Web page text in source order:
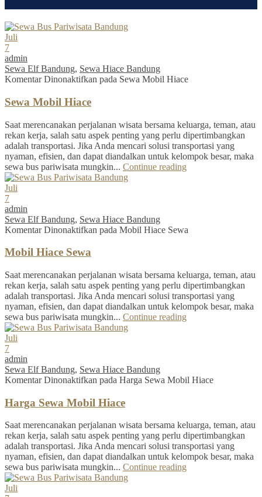
Juli
7
admin
Sewa Elf Bandung, Sewa Hiace Bandung
Komentar Dinonaktifkan pada Sewa Mobil Hiace
Sewa Mobil Hiace
Saat merencanakan perjalanan wisata bersama keluarga, teman, atau
rekan kerja, salah satu aspek penting yang perlu dipertimbangkan
adalah transportasi. Jika Anda mencari solusi transportasi yang
nyaman, efisien, dan dapat diandalkan untuk kelompok besar, maka
sewa bus pariwisata mungkin... Continue reading
Juli
7
admin
Sewa Elf Bandung, Sewa Hiace Bandung
Komentar Dinonaktifkan pada Mobil Hiace Sewa
Mobil Hiace Sewa
Saat merencanakan perjalanan wisata bersama keluarga, teman, atau
rekan kerja, salah satu aspek penting yang perlu dipertimbangkan
adalah transportasi. Jika Anda mencari solusi transportasi yang
nyaman, efisien, dan dapat diandalkan untuk kelompok besar, maka
sewa bus pariwisata mungkin... Continue reading
Juli
7
admin
Sewa Elf Bandung, Sewa Hiace Bandung
Komentar Dinonaktifkan pada Harga Sewa Mobil Hiace
Harga Sewa Mobil Hiace
Saat merencanakan perjalanan wisata bersama keluarga, teman, atau
rekan kerja, salah satu aspek penting yang perlu dipertimbangkan
adalah transportasi. Jika Anda mencari solusi transportasi yang
nyaman, efisien, dan dapat diandalkan untuk kelompok besar, maka
sewa bus pariwisata mungkin... Continue reading
Juli